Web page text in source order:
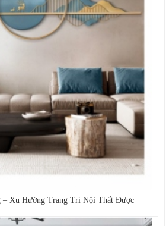
– Xu Hướng Trang Trí Nội Thất Được